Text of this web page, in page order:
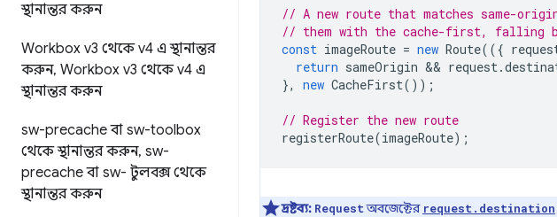
স্থানান্তর করুন
Workbox v3 থেকে v4 এ স্থানান্তর
করুন, Workbox v3 থেকে v4 এ
স্থানান্তর করুন
sw-precache বা sw-toolbox
থেকে স্থানান্তর করুন, sw-
precache বা sw- টুলবক্স থেকে
স্থানান্তর করুন
// A new route that matches same-
// them with the cache-first, falling
const imageRoute = new Route(({
return sameOrigin && request.
},
new CacheFirst());
// Register the new route
registerRoute(imageRoute);
দ্রষ্টব্য: Requestঅবজেক্টের request.destination